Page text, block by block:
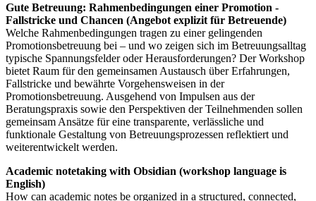
Gute Betreuung: Rahmenbedingungen einer Promotion -
Fallstricke und Chancen (Angebot explizit für Betreuende)
Welche Rahmenbedingungen tragen zu einer gelingenden
Promotionsbetreuung bei – und wo zeigen sich im Betreuungsalltag
typische Spannungsfelder oder Herausforderungen? Der Workshop
bietet Raum für den gemeinsamen Austausch über Erfahrungen,
Fallstricke und bewährte Vorgehensweisen in der
Promotionsbetreuung. Ausgehend von Impulsen aus der
Beratungspraxis sowie den Perspektiven der Teilnehmenden sollen
gemeinsam Ansätze für eine transparente, verlässliche und
funktionale Gestaltung von Betreuungsprozessen reflektiert und
weiterentwickelt werden.
Academic notetaking with Obsidian (workshop language is
English)
How can academic notes be organized in a structured, connected,